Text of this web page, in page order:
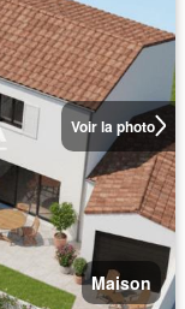
Voir la photo
Maison